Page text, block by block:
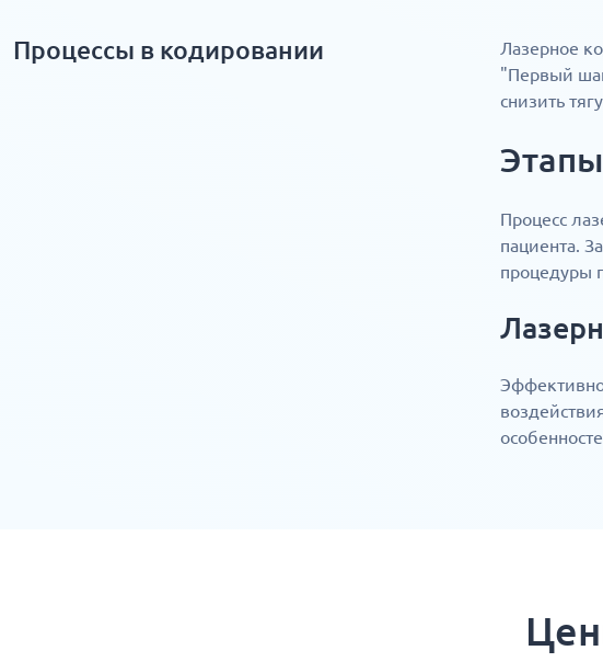
Процессы в кодировании
Лазерное
"Первый
снизить
Процесс
пациента.
процедуры